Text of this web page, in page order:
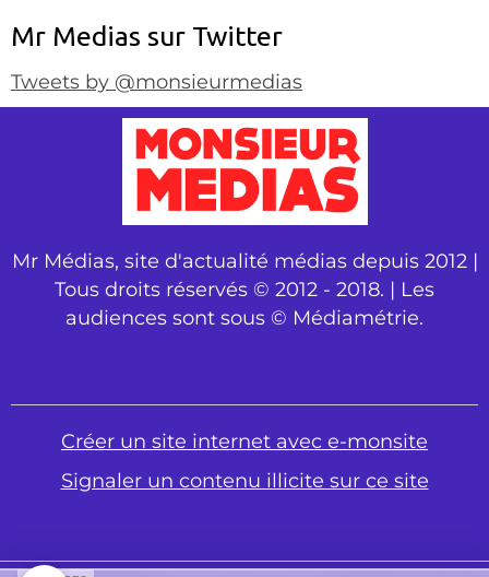
Mr Medias sur Twitter
Tweets by @monsieurmedias
Mr Médias, site d'actualité médias depuis 2012 |
Tous droits réservés © 2012 - 2018. | Les
audiences sont sous © Médiamétrie.
Créer un site internet avec e-monsite
Signaler un contenu illicite sur ce site